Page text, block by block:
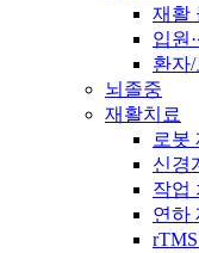
재활
입원
환자
뇌졸중
재활치료
로봇
신경
작업
연하